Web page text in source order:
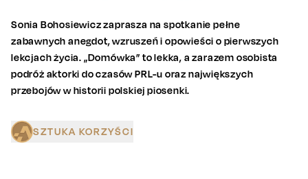
Sonia Bohosiewicz zaprasza na spotkanie pełne
zabawnych anegdot, wzruszeń i opowieści o pierwszych
lekcjach życia. „Domówka” to lekka, a zarazem osobista
podróż aktorki do czasów PRL-u oraz największych
przebojów w historii polskiej piosenki.
SZTUKA KORZYŚCI